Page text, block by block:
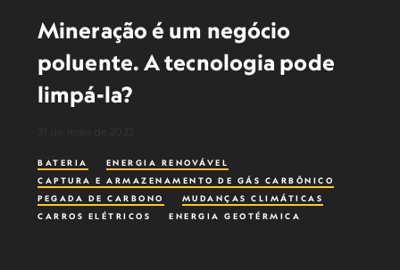
Mineração é um negócio
poluente. A tecnologia pode
limpá-la?
BATERIA
ENERGIA RENOVÁVEL
CAPTURA E ARMAZENAMENTO DE GÁS CARBÔNICO
PEGADA DE CARBONO
MUDANÇAS CLIMÁTICAS
CARROS ELÉTRICOS
ENERGIA GEOTÉRMICA